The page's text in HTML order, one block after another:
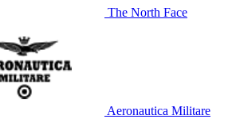
The North Face
Aeronautica Militare